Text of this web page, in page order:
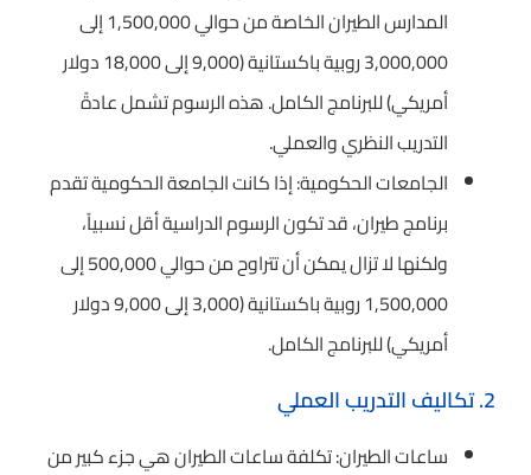
المدارس الطيران الخاصة من حوالي 1,500,000 إلى
3,000,000 روبية باكستانية (9,000 إلى 18,000 دولار
أمريكي) للبرنامج الكامل. هذه الرسوم تشمل عادةً
التدريب النظري والعملي.
الجامعات الحكومية: إذا كانت الجامعة الحكومية تقدم
برنامج طيران، قد تكون الرسوم الدراسية أقل نسبياً،
ولكنها لا تزال يمكن أن تتراوح من حوالي 500,000 إلى
1,500,000 روبية باكستانية (3,000 إلى 9,000 دولار
أمريكي) للبرنامج الكامل.
2. تكاليف التدريب العملي
ساعات الطيران: تكلفة ساعات الطيران هي جزء كبير من